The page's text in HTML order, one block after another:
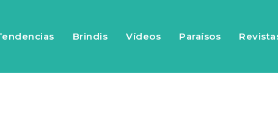
Brindis Vídeos Paraísos